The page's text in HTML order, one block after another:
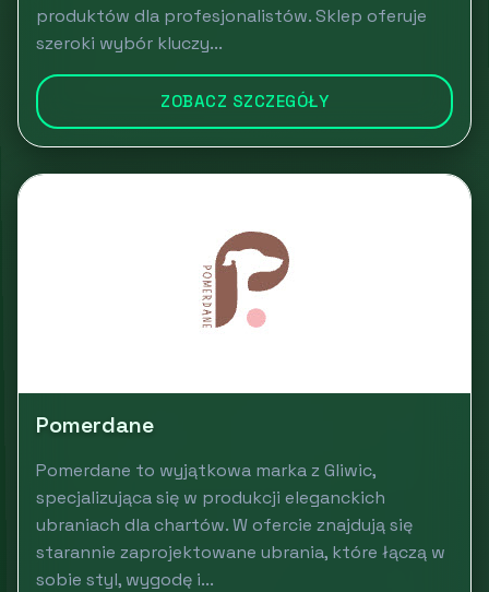
produktów dla profesjonalistów. Sklep oferuje
szeroki wybór kluczy...
ZOBACZ SZCZEGÓŁY
Pomerdane
Pomerdane to wyjątkowa marka z Gliwic,
specjalizująca się w produkcji eleganckich
ubraniach dla chartów. W ofercie znajdują się
starannie zaprojektowane ubrania, które łączą w
sobie styl, wygodę i...